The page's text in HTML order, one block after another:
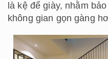
là kệ để giày, nhằm
không gian gọn gàng